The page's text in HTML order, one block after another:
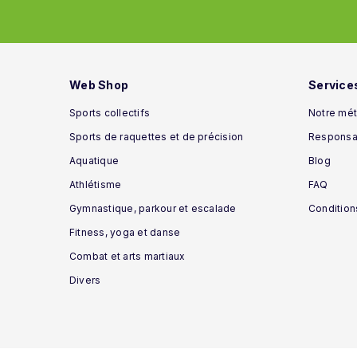
Web Shop
Sports collectifs
Sports de raquettes et de précision
Aquatique
Athlétisme
Gymnastique, parkour et escalade
Fitness, yoga et danse
Combat et arts martiaux
Divers
Notre
Blog
FAQ